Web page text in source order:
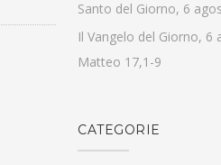
Santo del Giorno, 6
Il Vangelo del Giorno, 6
Matteo 17,1-9
CATEGORIE